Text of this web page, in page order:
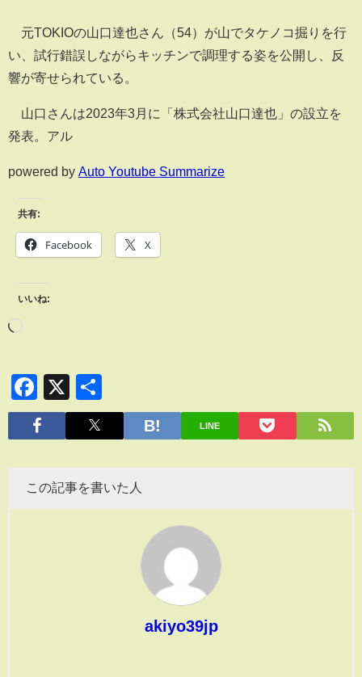
元TOKIOの山口達也さん（54）が山でタケノコ掘りを行
い、試行錯誤しながらキッチンで調理する姿を公開し、反
響が寄せられている。
山口さんは2023年3月に「株式会社山口達也」の設立を
発表。アル
powered by Auto Youtube Summarize
共有:
Facebook X
いいね:
Facebook
X
有
LINE
この記事を書いた人
akiyo39jp